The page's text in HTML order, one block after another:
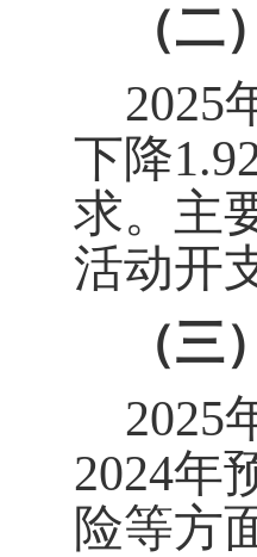
（
2025
下降
求。主
活动开
（
2025
2024年
险等方